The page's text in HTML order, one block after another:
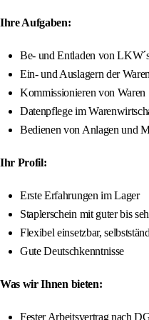
Ihre Aufgaben:
Be- und Entladen von
Ein- und Auslagern der Waren
Kommissionieren von Waren
Datenpflege im
Bedienen von Anlagen und
Ihr Profil:
Erste Erfahrungen im Lager
Staplerschein mit guter bis
Flexibel einsetzbar,
Gute Deutschkenntnisse
Was wir Ihnen bieten:
Fester Arbeitsvertrag nach